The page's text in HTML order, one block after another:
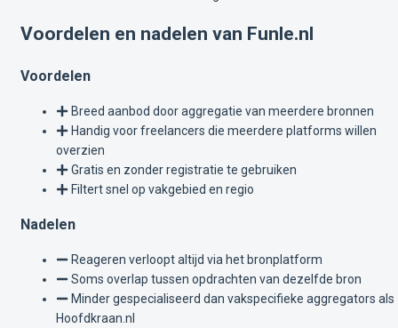
Voordelen en nadelen van Funle.nl
Voordelen
Breed aanbod door aggregatie van meerdere bronnen
Handig voor freelancers die meerdere platforms willen
overzien
Gratis en zonder registratie te gebruiken
Filtert snel op vakgebied en regio
Nadelen
Reageren verloopt altijd via het bronplatform
Soms overlap tussen opdrachten van dezelfde bron
Minder gespecialiseerd dan vakspecifieke aggregators als
Hoofdkraan.nl